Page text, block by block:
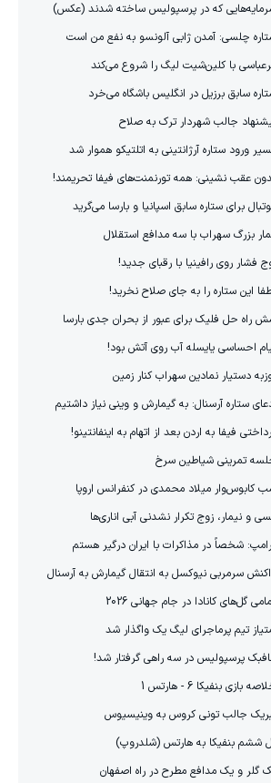
که در پرسپولیس ساخته شدند (عکس)
چلسی: آمدن ژابی آلونسو به نفع من است
با کلین‌شیت لیگ را شروع می‌کند
سابق برزیل در انگلیس باشگاه می‌خرد
جالب شهردار ترک به صلاح
ورود ستاره آرژانتینی به اتلتیکو هموار شد
عقب نشینی: همه تورنمنت‌های فیفا تحریمند!
برای ستاره سابق اسپانیا و بارسا می‌گرید
بزرگ سهراب با سه مدافع استقلال
فشار روی رافینیا با رقبای جدید!
این ستاره را به جای صلاح نخرید!
راه حل فلیک برای عبور از بحران جدی بارسا
احساسی یایسله آب روی آتش بود!
دستیار نمادین سهراب کنار زمین
ستاره آرسنال: به گیمارش و وینی نیاز داشتیم
فیفا به اردن بعد از اتهام به اینفانتینو!
تمرینی شیاطین سرخ
کابوس‌وار میلاد محمدی در کنفرانس اروپا
و نیمار، زوج تکرار نشدنی آبی اناری‌ها
شخصاً در مذاکرات با ایران درگیر هستم
سرمربی نیوکسل به انتقال گیمارش به آرسنال
گل‌های کانادا در جام جهانی 2026
تیم پرماجرای لیگ یک واگذار شد
پرسپولیس در سه راهی گرفتار شد!
بازی بنفیکا 6 - هارتس 1
جالب تونی کروس به وینیسیوس
ششم بنفیکا به هارتس (شلدروپ)
گلر و یک مدافع مطرح در راه اصفهان